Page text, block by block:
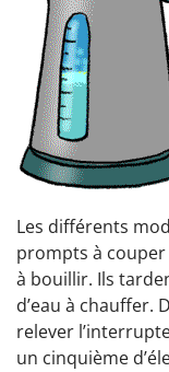
Les différents
prompts à couper
à bouillir. Ils
d’eau à chauffer.
relever
un cinquième